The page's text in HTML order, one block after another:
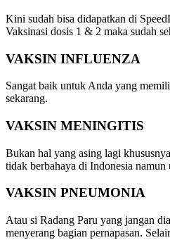
Kini sudah bisa didapatkan di
Vaksinasi dosis 1 & 2 maka sudah
VAKSIN INFLUENZA
Sangat baik untuk Anda yang
sekarang.
VAKSIN MENINGITIS
Bukan hal yang asing lagi
tidak berbahaya di Indonesia
VAKSIN PNEUMONIA
Atau si Radang Paru yang jangan
menyerang bagian pernapasan.